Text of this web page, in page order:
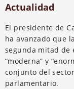
Actualidad
El presidente de
ha avanzado que la
segunda mitad de
“moderna” y
conjunto del
parlamentario.